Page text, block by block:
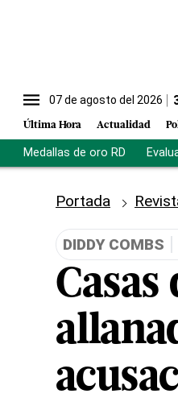
07 de agosto del 2026
Última Hora Actualidad
Medallas de oro RD
Portada
DIDDY COMBS